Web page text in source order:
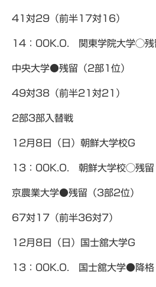
41対29（前半17対16）
14：00K.O. 関東学院大学◯
中央大学●残留（2部1位）
49対38（前半21対21）
2部3部入替戦
12月8日（日）朝鮮大学校G
13：00K.O. 朝鮮大学校◯残
京農業大学●残留（3部2位）
67対17（前半36対7）
12月8日（日）国士舘大学G
13：00K.O. 国士舘大学●降